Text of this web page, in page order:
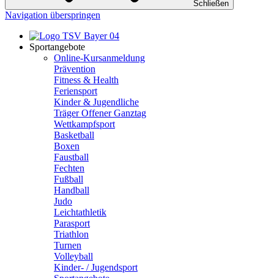
Schließen
Navigation überspringen
Sportangebote
Online-Kursanmeldung
Prävention
Fitness & Health
Feriensport
Kinder & Jugendliche
Träger Offener Ganztag
Wettkampfsport
Basketball
Boxen
Faustball
Fechten
Fußball
Handball
Judo
Leichtathletik
Parasport
Triathlon
Turnen
Volleyball
Kinder- / Jugendsport